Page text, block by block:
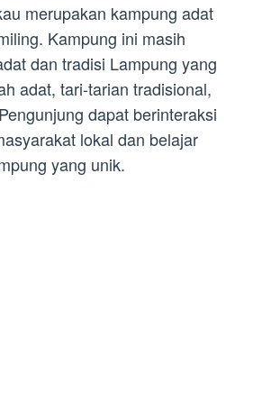
merupakan kampung adat
Kampung ini masih
dan tradisi Lampung yang
adat, tari-tarian tradisional,
dapat berinteraksi
lokal dan belajar
yang unik.